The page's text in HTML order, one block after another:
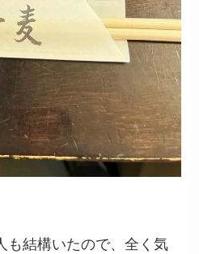
も結構いたので、全く気